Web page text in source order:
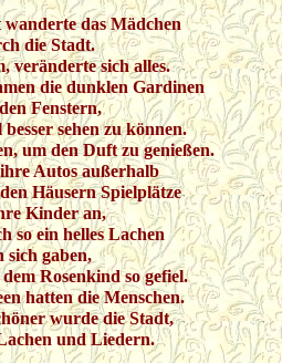
das Mädchen
die Stadt.
veränderte sich alles.
die dunklen Gardinen
Fenstern,
sehen zu können.
um den Duft zu genießen.
Autos außerhalb
Häusern Spielplätze
Kinder an,
so ein helles Lachen
sich gaben,
Rosenkind so gefiel.
hatten die Menschen.
wurde die Stadt,
und Liedern.